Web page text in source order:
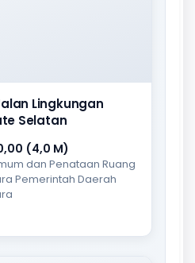
Lingkungan
Selatan
(4,0 M)
dan Penataan Ruang
Pemerintah Daerah